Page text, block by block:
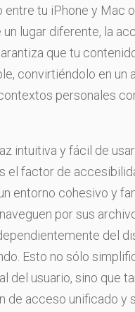
entre tu iPhone y Mac
lugar diferente, la
que tu
convirtiéndolo en un
personales
intuitiva y fácil de
el factor de
entorno cohesivo y
por sus
del
Esto no sólo
del usuario, sino que
de acceso unificado y